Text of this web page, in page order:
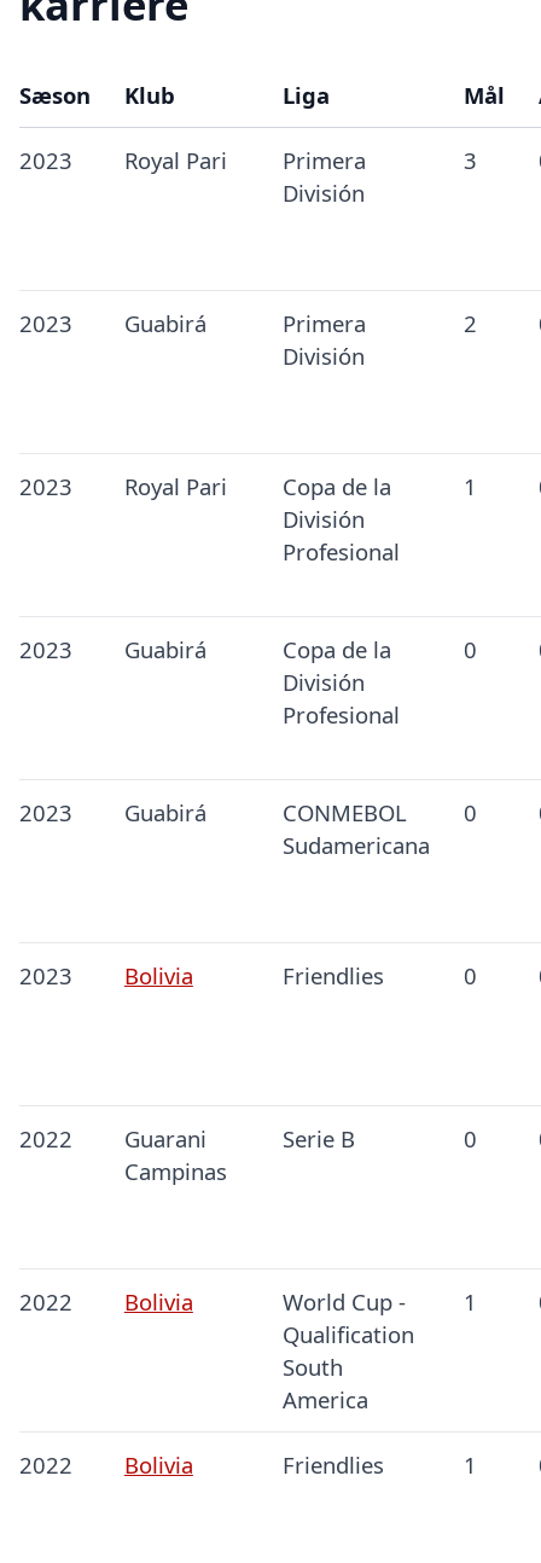
Sæson Klub Liga Mål
2023 Royal Pari
Primera
División
3
2023 Guabirá
Primera
División
2
2023 Royal Pari
Copa de la
División
Profesional
1
2023 Guabirá
Copa de la
División
Profesional
0
2023 Guabirá
CONMEBOL
Sudamericana
0
2023 Bolivia Friendlies 0
2022
Guarani
Campinas
Serie B 0
2022 Bolivia
World Cup -
Qualification
South
America
1
2022 Bolivia Friendlies 1